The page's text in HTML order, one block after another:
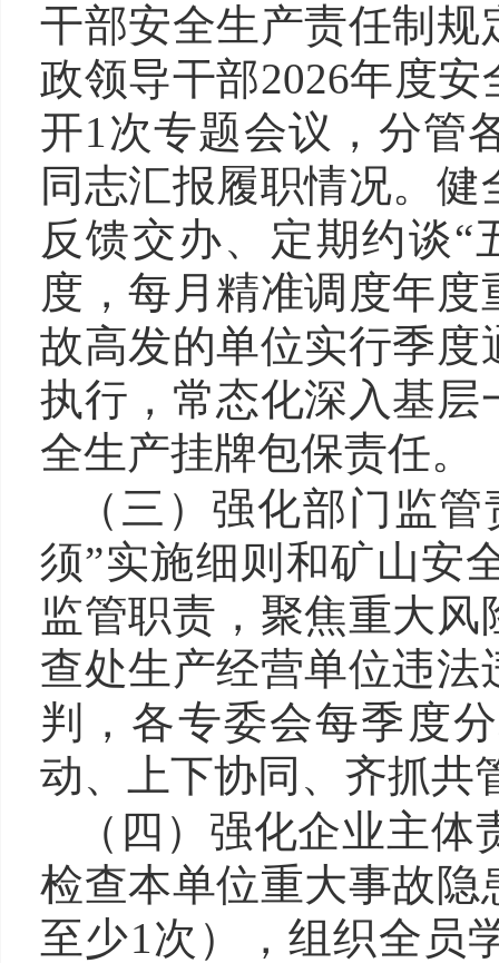
干部安全生产责任制
政领导干部2026年度
开1次专题会议，分管
同志汇报履职情况。
反馈交办、定期约谈“
度，每月精准调度年
故高发的单位实行季
执行，常态化深入基
全生产挂牌包保责任。
（三） 强化部门监管
须”实施细则和矿山安
监管职责，聚焦重大
查处生产经营单位违
判，各专委会每季度
动、上下协同、齐抓共
（四） 强化企业主体
检查本单位重大事故
至少1次），组织全员